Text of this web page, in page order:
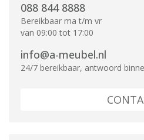
088 844 8888
Bereikbaar ma t/m vr
van 09:00 tot 17:00
info@a-meubel.nl
24/7 bereikbaar, antwoord